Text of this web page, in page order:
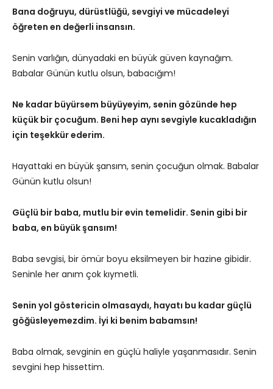
Bana doğruyu, dürüstlüğü, sevgiyi ve mücadeleyi
öğreten en değerli insansın.
Senin varlığın, dünyadaki en büyük güven kaynağım.
Babalar Günün kutlu olsun, babacığım!
Ne kadar büyürsem büyüyeyim, senin gözünde hep
küçük bir çocuğum. Beni hep aynı sevgiyle kucakladığın
için teşekkür ederim.
Hayattaki en büyük şansım, senin çocuğun olmak. Babalar
Günün kutlu olsun!
Güçlü bir baba, mutlu bir evin temelidir. Senin gibi bir
baba, en büyük şansım!
Baba sevgisi, bir ömür boyu eksilmeyen bir hazine gibidir.
Seninle her anım çok kıymetli.
Senin yol göstericin olmasaydı, hayatı bu kadar güçlü
göğüsleyemezdim. İyi ki benim babamsın!
Baba olmak, sevginin en güçlü haliyle yaşanmasıdır. Senin
sevgini hep hissettim.